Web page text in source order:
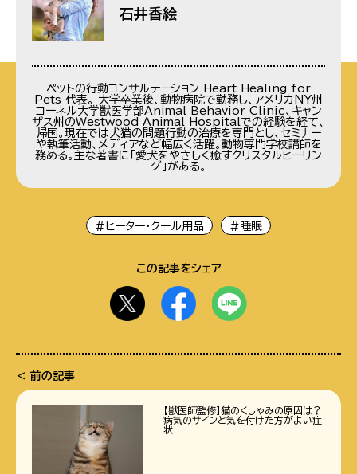
石井香絵
ペットの行動コンサルテーション Heart Healing for
Pets 代表。 大学卒業後、動物病院で勤務し、アメリカNY州
コーネル大学獣医学部Animal Behavior Clinic、キャン
ザス州のWestwood Animal Hospitalでの経験を経て、
帰国。現在では犬猫の問題行動の治療を専門とし、セミナー
や執筆活動、メディアなど幅広く活躍。動物専門学校講師を
務める。主な著書に「愛犬をやさしく癒すクリスタルヒーリン
グ」がある。
#ヒーター・クール用品 #睡眠
この記事をシェア
前の記事
【獣医師監修】猫のくしゃみの原因は？
病気のサインと気を付けた方がよい症
状